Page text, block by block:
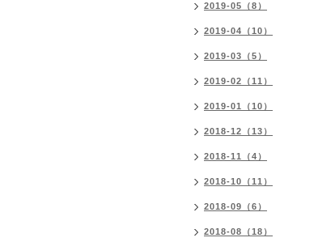
2019-05（8）
2019-04（10）
2019-03（5）
2019-02（11）
2019-01（10）
2018-12（13）
2018-11（4）
2018-10（11）
2018-09（6）
2018-08（18）